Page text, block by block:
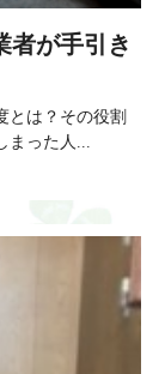
者が手引き
とは？その役割
まった人...